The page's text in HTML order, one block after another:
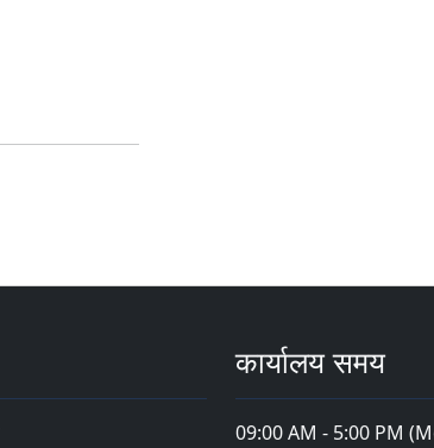
कार्यालय समय
09:00 AM - 5:00 PM